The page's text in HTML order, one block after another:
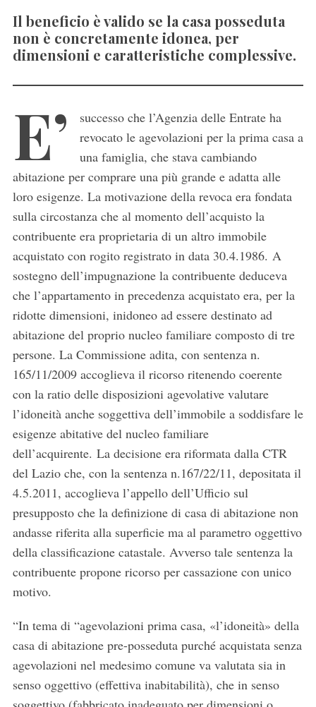
Il beneficio è valido se la casa posseduta
non è concretamente idonea, per
dimensioni e caratteristiche complessive.
E’
successo che l’Agenzia delle Entrate ha
revocato le agevolazioni per la prima casa a
una famiglia, che stava cambiando
abitazione per comprare una più grande e adatta alle
loro esigenze. La motivazione della revoca era fondata
sulla circostanza che al momento dell’acquisto la
contribuente era proprietaria di un altro immobile
acquistato con rogito registrato in data 30.4.1986. A
sostegno dell’impugnazione la contribuente deduceva
che l’appartamento in precedenza acquistato era, per la
ridotte dimensioni, inidoneo ad essere destinato ad
abitazione del proprio nucleo familiare composto di tre
persone. La Commissione adita, con sentenza n.
165/11/2009 accoglieva il ricorso ritenendo coerente
con la ratio delle disposizioni agevolative valutare
l’idoneità anche soggettiva dell’immobile a soddisfare le
esigenze abitative del nucleo familiare
dell’acquirente. La decisione era riformata dalla CTR
del Lazio che, con la sentenza n.167/22/11, depositata il
4.5.2011, accoglieva l’appello dell’Ufficio sul
presupposto che la definizione di casa di abitazione non
andasse riferita alla superficie ma al parametro oggettivo
della classificazione catastale. Avverso tale sentenza la
contribuente propone ricorso per cassazione con unico
motivo.
“In tema di “agevolazioni prima casa, «l’idoneità» della
casa di abitazione pre-posseduta purché acquistata senza
agevolazioni nel medesimo comune va valutata sia in
senso oggettivo (effettiva inabitabilità), che in senso